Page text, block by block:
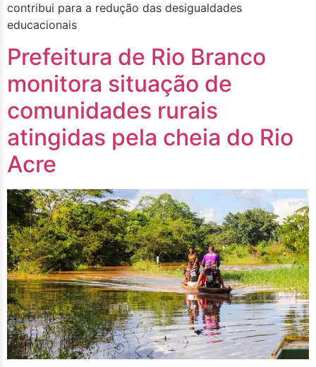
contribui para a redução das desigualdades
educacionais
Prefeitura de Rio Branco
monitora situação de
comunidades rurais
atingidas pela cheia do Rio
Acre